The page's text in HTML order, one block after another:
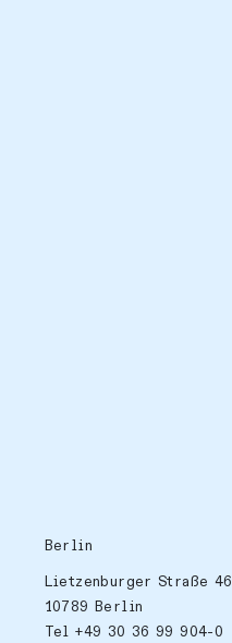
Berlin
Lietzenburger Straße 46
10789 Berlin
Tel +49 30 36 99 904-0